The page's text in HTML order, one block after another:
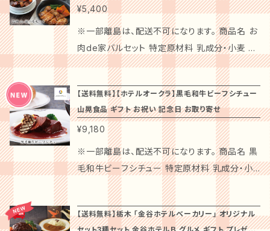
徴： 自宅で手軽に本格的な博多スタイルの焼き
鳥を堪能できる「水たき料亭 博多華味鳥 焼き鳥
セット」が登場！九州産の良質な鶏肉を使用し、
それぞれの部位の特性を活かした豪華な焼き鳥
セットです。もも肉はジューシーで食べ応えがあ
り、皮はパリっとした食感がクセになる美味しさ。
つくねにはやわらかい鶏ひき肉を使用し、焼鳥タ
レとの相性抜群。とりトロはとろけるような食感
で、特別感あふれる逸品に仕上げています。特別
な日やお祝い事、贈り物としても大変喜ばれる
こと間違いなし！ 調理方法とお召しあがり方： 1.
冷凍状態の焼き鳥を解凍し、フライパンまたはグ
リルで焼きます。 2. 焼き加減を調整しながら、全
贈り物に最適です。 注意事項： 送料無料でお届
けいたしますので、ぜひ手軽にご購入ください。
常温保存が可能ですが、開封後はお早めにお召
し上がりをおすすめします。国内配送のみ対応し
ており、離島への配送はお受けできませんので予
めご了承下さい。 この特別なビーフカレーで、心
温まるひとときをお過ごしください。大切な方へ
の感謝の気持ちを込めた贈り物や、自分自身へ
のご褒美としても、大変おすすめの一品です！
で深い味わいを楽しめる逸品です！本格的なカ
レーと共に、バターライスをご用意することで、す
ぐに美味しい食卓をお楽しみいただけます。辛口
から中辛のバリエーションが、家族全員の好みに
合ったメニューを提供します。 店主の声： 当店
が誇るカレー詰合せは、素材へのこだわりが生
きる一品です。特に、お肉の旨みがしっかりと詰
まったビーフカレーは、一口食べるとその豊かな
風味に驚かされることでしょう。中辛の味わい
は、子どもにも安心してお楽しみいただける優し
さがあります。このセットは、大切な方への贈り
物や、特別なお祝いの席にも理想的です。 注意
事項： 送料無料でお届けいたしますので、ぜひ
手軽にご購入ください。常温保存が可能ですが、
使用した「三田屋総本家」の本格カレーは、風味
豊かで深い味わい。ご家庭で手軽に楽しめる、贅
沢なカレーの詰め合わせです。 「三田屋総本家
カレー詰合せ」は、特別な日のご馳走や、大切な
方への贈り物にぴったりのギフトセットです！ス
マートなパッケージに包まれたカレーとバターラ
イスの組み合わせは、手軽に本格的な食卓を楽
しむことができます。辛口から中辛までの選べる
味わいが、家族みんなで楽しめるメニューを提
供します。 店主の声： 当店のカレー詰合せは、素
材にこだわり、一つ一つ丁寧に仕上げました。特
に人気の辛口カレーは、その深い豊かな香りと
ほのかなスパイシーさが絶妙に調和しており、一
度食べればもう虜に。中辛カレーも、子どもから
容：黒毛和牛のローストビーフ×2（計300g）、和
風ソース20g×4、三田屋コロッケ（70g×5）×1、
牛肉ごぼうコロッケ（70g×5）×1、三田屋ビーフ
コロッケ（60g×5）×1、2段仕込み製法ハンバー
グ170g×2 賞味期限：90日 配送方法：冷凍 特
徴：黒毛和牛を国産野菜で漬け込み真空調理で
仕上げた本格的なローストビーフに人気の国産
肉ハンバーグとサクサク衣のコロッケ3種詰め合
わせです。 三田屋総本家が自信を持ってお届け
する、洋惣菜の詰め合わせは、職人技が光る品
質と深い味わいが特徴です。特別な日のお祝い
や、大切な方への贈り物にぴったりの逸品です！
贅沢な「三田屋総本家 洋惣菜詰め合わせ」は、
¥5,400
※一部離島は、配送不可になります。 商品名 お
肉de家バルセット 特定原材料 乳成分・小麦 特
定原材料に準ずるもの20品目 牛肉・大豆・鶏
肉・豚肉・りんご・ゼラチン 箱サイズ/ｍｍ 225×
225×80 賞味期限 冷凍３０日 総重量 1115ｇ
商品内容 ローストポーク３００ｇ、トマトソース
４０ｇ、氷温熟成ローストビーフ８５ｇ、オニオン
ソース４０ｇ、ビーフシチュー１３０ｇ、神戸ポー
ク生ハム５０ｇ、照り焼きチキン２７０ｇ 商品特
徴 ローストポーク、氷温熟成ローストビーフ、ビ
ーフシチュー、神戸ポーク生ハム、照り焼きチキ
ンの５種類をセットしました。親しい友人や家族
【送料無料】【ホテルオークラ】黒毛和牛ビーフシチュー
山晃食品 ギフト お祝い 記念日 お取り寄せ
¥9,180
※一部離島は、配送不可になります。 商品名 黒
毛和牛ビーフシチュー 特定原材料 乳成分・小
麦・かに 特定原材料に準ずるもの20品目 牛
肉・大豆・鶏肉・豚肉 箱サイズ/ｍｍ 265×185×
45 賞味期限 冷凍３０日 総重量 710ｇ 商品内
【送料無料】栃木 「金谷ホテルベーカリー」 オリジナル